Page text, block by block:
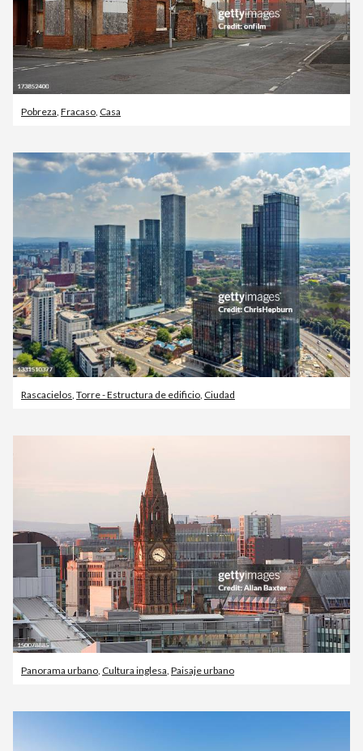
Pobreza Fracaso Casa
Rascacielos, Torre - Estructura de edificio, Ciudad
Panorama urbano Cultura inglesa Paisaje urbano